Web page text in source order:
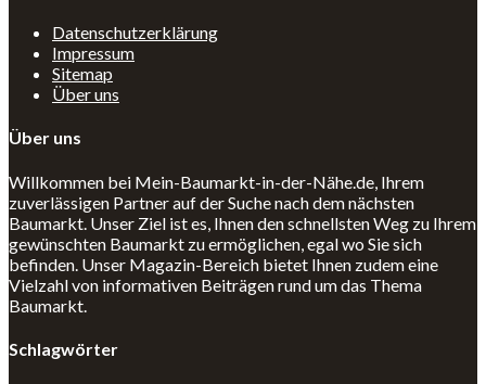
Datenschutzerklärung
Impressum
Sitemap
Über uns
Über uns
Willkommen bei Mein-Baumarkt-in-der-Nähe.de, Ihrem
zuverlässigen Partner auf der Suche nach dem nächsten
Baumarkt. Unser Ziel ist es, Ihnen den schnellsten Weg zu Ihrem
gewünschten Baumarkt zu ermöglichen, egal wo Sie sich
befinden. Unser Magazin-Bereich bietet Ihnen zudem eine
Vielzahl von informativen Beiträgen rund um das Thema
Baumarkt.
Schlagwörter